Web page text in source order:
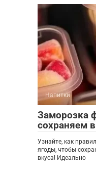
Напитки
Заморозка
сохраняем
Узнайте, как
ягоды, чтобы
вкуса! Идеально